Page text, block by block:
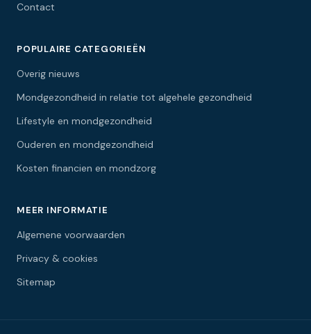
Contact
POPULAIRE CATEGORIEËN
Overig nieuws
Mondgezondheid in relatie tot algehele gezondheid
Lifestyle en mondgezondheid
Ouderen en mondgezondheid
Kosten financien en mondzorg
MEER INFORMATIE
Algemene voorwaarden
Privacy & cookies
Sitemap